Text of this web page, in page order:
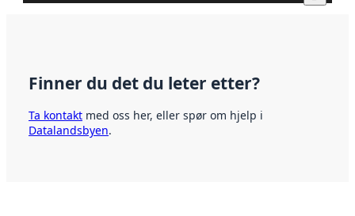
Finner du det du leter etter?
Ta kontakt med oss her, eller spør om hjelp i
Datalandsbyen.